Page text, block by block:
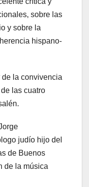
sobre las
y sobre la
hispano-
de la convivencia
las cuatro
judío hijo del
de Buenos
de la música